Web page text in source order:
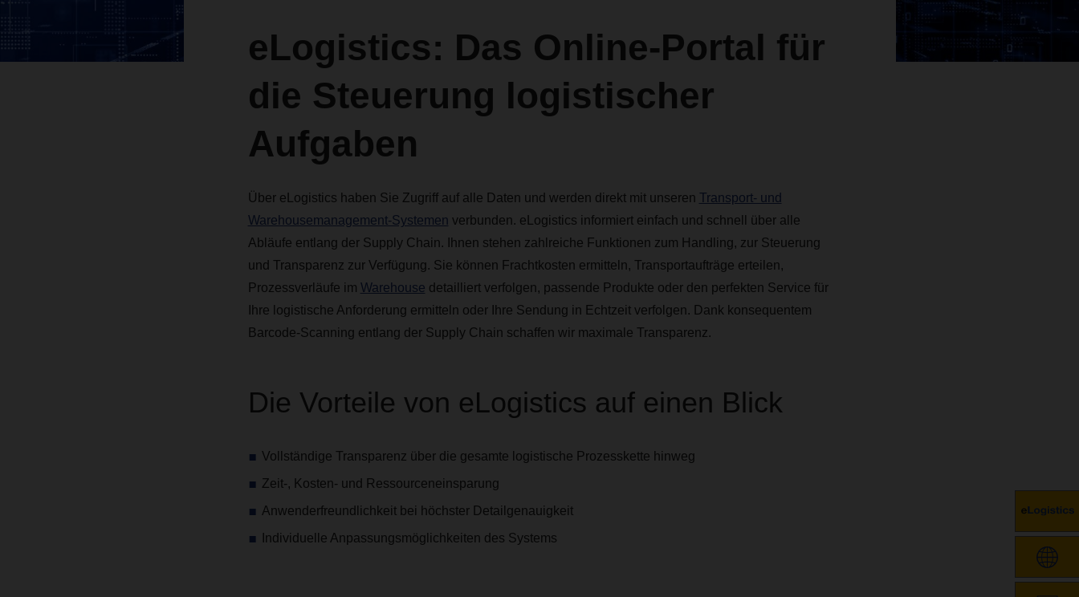
eLogistics: Das Online-Portal für
die Steuerung logistischer
Aufgaben
Über eLogistics haben Sie Zugriff auf alle Daten und werden direkt mit unseren Transport- und
Warehousemanagement-Systemen verbunden. eLogistics informiert einfach und schnell über alle
Abläufe entlang der Supply Chain. Ihnen stehen zahlreiche Funktionen zum Handling, zur Steuerung
und Transparenz zur Verfügung. Sie können Frachtkosten ermitteln, Transportaufträge erteilen,
Prozessverläufe im Warehouse detailliert verfolgen, passende Produkte oder den perfekten Service für
Ihre logistische Anforderung ermitteln oder Ihre Sendung in Echtzeit verfolgen. Dank konsequentem
Barcode-Scanning entlang der Supply Chain schaffen wir maximale Transparenz.
Die Vorteile von eLogistics auf einen Blick
Vollständige Transparenz über die gesamte logistische Prozesskette hinweg
Zeit-, Kosten- und Ressourceneinsparung
Anwenderfreundlichkeit bei höchster Detailgenauigkeit
Individuelle Anpassungsmöglichkeiten des Systems